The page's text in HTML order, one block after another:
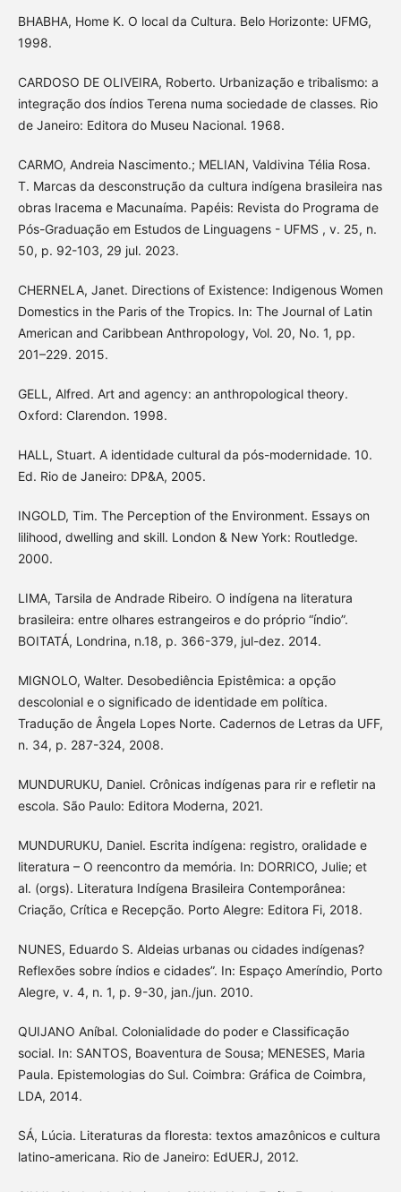
BHABHA, Home K. O local da Cultura. Belo Horizonte: UFMG,
1998.
CARDOSO DE OLIVEIRA, Roberto. Urbanização e tribalismo: a
integração dos índios Terena numa sociedade de classes. Rio
de Janeiro: Editora do Museu Nacional. 1968.
CARMO, Andreia Nascimento.; MELIAN, Valdivina Télia Rosa.
T. Marcas da desconstrução da cultura indígena brasileira nas
obras Iracema e Macunaíma. Papéis: Revista do Programa de
Pós-Graduação em Estudos de Linguagens - UFMS , v. 25, n.
50, p. 92-103, 29 jul. 2023.
CHERNELA, Janet. Directions of Existence: Indigenous Women
Domestics in the Paris of the Tropics. In: The Journal of Latin
American and Caribbean Anthropology, Vol. 20, No. 1, pp.
201–229. 2015.
GELL, Alfred. Art and agency: an anthropological theory.
Oxford: Clarendon. 1998.
HALL, Stuart. A identidade cultural da pós-modernidade. 10.
Ed. Rio de Janeiro: DP&A, 2005.
INGOLD, Tim. The Perception of the Environment. Essays on
lilihood, dwelling and skill. London & New York: Routledge.
2000.
LIMA, Tarsila de Andrade Ribeiro. O indígena na literatura
brasileira: entre olhares estrangeiros e do próprio “índio”.
BOITATÁ, Londrina, n.18, p. 366-379, jul-dez. 2014.
MIGNOLO, Walter. Desobediência Epistêmica: a opção
descolonial e o significado de identidade em política.
Tradução de Ângela Lopes Norte. Cadernos de Letras da UFF,
n. 34, p. 287-324, 2008.
MUNDURUKU, Daniel. Crônicas indígenas para rir e refletir na
escola. São Paulo: Editora Moderna, 2021.
MUNDURUKU, Daniel. Escrita indígena: registro, oralidade e
literatura – O reencontro da memória. In: DORRICO, Julie; et
al. (orgs). Literatura Indígena Brasileira Contemporânea:
Criação, Crítica e Recepção. Porto Alegre: Editora Fi, 2018.
NUNES, Eduardo S. Aldeias urbanas ou cidades indígenas?
Reflexões sobre índios e cidades”. In: Espaço Ameríndio, Porto
Alegre, v. 4, n. 1, p. 9-30, jan./jun. 2010.
QUIJANO Aníbal. Colonialidade do poder e Classificação
social. In: SANTOS, Boaventura de Sousa; MENESES, Maria
Paula. Epistemologias do Sul. Coimbra: Gráfica de Coimbra,
LDA, 2014.
SÁ, Lúcia. Literaturas da floresta: textos amazônicos e cultura
latino-americana. Rio de Janeiro: EdUERJ, 2012.